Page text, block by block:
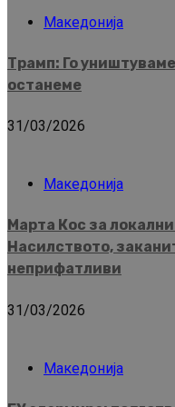
Македонија
Трамп: Го
останеме
31/03/2026
Македонија
Марта Кос за
Насилството,
неприфатливи
31/03/2026
Македонија